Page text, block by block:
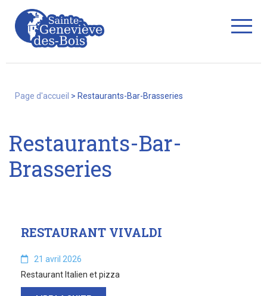
La Ville
Services
Commerces/associations
Sortir à Ste Gen’
Page d'accueil > Restaurants-Bar-Brasseries
Restaurants-Bar-
Brasseries
RESTAURANT VIVALDI
21 avril 2026
Restaurant Italien et pizza